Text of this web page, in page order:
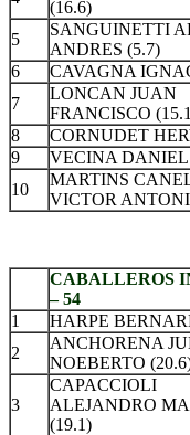
(16.6)
5
SANGUINETTI
ANDRES (5.7)
6
CAVAGNA
7
LONCAN JUAN
FRANCISCO
8
CORNUDET
9
VECINA DANIEL
10
MARTINS
VICTOR
CABALLEROS
– 54
1
HARPE
2
ANCHORENA
NOEBERTO
3
CAPACCIOLI
ALEJANDRO
(19.1)